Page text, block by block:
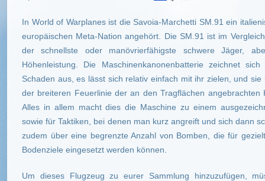
In World of Warplanes ist die Savoia-Marchetti SM.91 ein
europäischen Meta-Nation angehört. Die SM.91 ist im
der schnellste oder manövrierfähigste schwere Jäger,
Höhenleistung. Die Maschinenkanonenbatterie zeichnet
Schaden aus, es lässt sich relativ einfach mit ihr zielen, und
der breiteren Feuerlinie der an den Tragflächen angebrachten
Alles in allem macht dies die Maschine zu einem
sowie für Taktiken, bei denen man kurz angreift und sich dann
zudem über eine begrenzte Anzahl von Bomben, die für
Bodenziele eingesetzt werden können.
Um dieses Flugzeug zu eurer Sammlung hinzuzufügen,